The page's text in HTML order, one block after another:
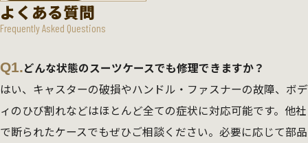
よくある質問
Frequently Asked Questions
Q1.どんな状態のスーツケースでも修理できますか？
はい、キャスターの破損やハンドル・ファスナーの故障、ボデ
ィのひび割れなどはほとんど全ての症状に対応可能です。他社
で断られたケースでもぜひご相談ください。必要に応じて部品